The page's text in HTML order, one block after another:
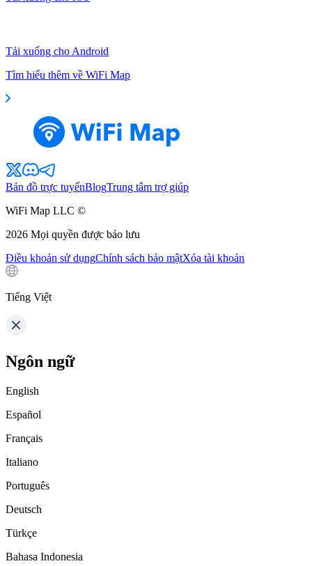
Tải xuống cho Android
Tìm hiểu thêm về WiFi Map
Bản đồ trực tuyếnBlogTrung tâm trợ giúp
WiFi Map LLC ©
2026 Mọi quyền được bảo lưu
Điều khoản sử dụngChính sách bảo mậtXóa tài khoản
Tiếng Việt
Ngôn ngữ
English
Español
Français
Italiano
Português
Deutsch
Türkçe
Bahasa Indonesia